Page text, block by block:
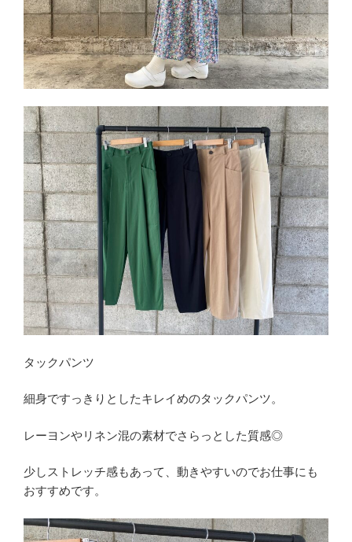
タックパンツ
細身ですっきりとしたキレイめのタックパンツ。
レーヨンやリネン混の素材でさらっとした質感◎
少しストレッチ感もあって、動きやすいのでお仕事にも
おすすめです。